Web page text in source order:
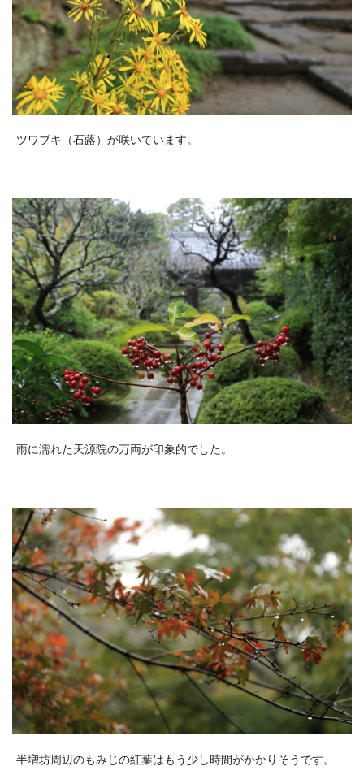
ツワブキ（石蕗）が咲いています。
雨に濡れた天源院の万両が印象的でした。
半増坊周辺のもみじの紅葉はもう少し時間がかかりそうです。